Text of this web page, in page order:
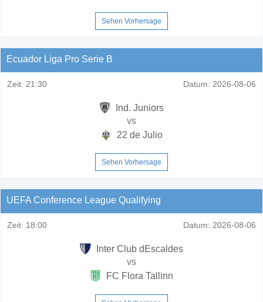
Sehen Vorhersage
Ecuador Liga Pro Serie B
Zeit: 21:30 Datum: 2026-08-06
Ind. Juniors
vs
22 de Julio
Sehen Vorhersage
UEFA Conference League Qualifying
Zeit: 18:00 Datum: 2026-08-06
Inter Club dEscaldes
vs
FC Flora Tallinn